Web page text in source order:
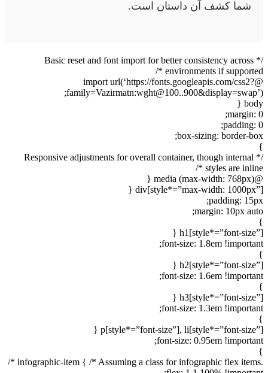
شما کشف آن داستان است.
/* Basic reset and font import for better consistency across
environments if supported */
@import url(‘https://fonts.googleapis.com/css2?
family=Vazirmatn:wght@100..900&display=swap’);
body {
margin: 0;
padding: 0;
box-sizing: border-box;
}
/* Responsive adjustments for overall container, though internal
styles are inline */
@media (max-width: 768px) {
div[style*=”max-width: 1000px”] {
padding: 15px;
margin: 10px auto;
}
h1[style*=”font-size”] {
font-size: 1.8em !important;
}
h2[style*=”font-size”] {
font-size: 1.6em !important;
}
h3[style*=”font-size”] {
font-size: 1.3em !important;
}
p[style*=”font-size”], li[style*=”font-size”] {
font-size: 0.95em !important;
}
.infographic-item { /* Assuming a class for infographic flex items */